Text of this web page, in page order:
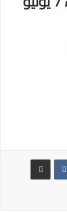
مشاركة عبر البريد